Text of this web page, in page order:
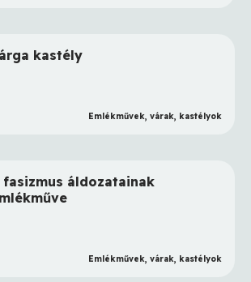
kastély
Emlékművek, várak, kastélyok
fasizmus áldozatainak
Emlékművek, várak, kastélyok